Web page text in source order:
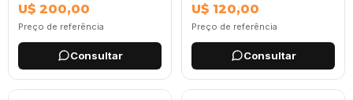
U$ 200,00
Preço de referência
Consultar
U$ 120,00
Preço de referência
Consultar